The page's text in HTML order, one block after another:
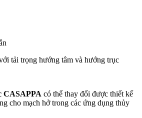
tải trọng hướng tâm và hướng trục
CASAPPA có thể thay đổi được thiết kế
cho mạch hở trong các ứng dụng thủy